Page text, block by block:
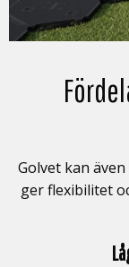
Golvet kan
ger flexibilitet